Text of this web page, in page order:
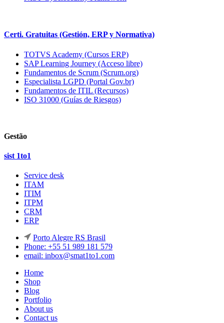
Certi. Gratuitas (Gestión, ERP y Normativa)
TOTVS Academy (Cursos ERP)
SAP Learning Journey (Acceso libre)
Fundamentos de Scrum (Scrum.org)
Especialista LGPD (Portal Gov.br)
Fundamentos de ITIL (Recursos)
ISO 31000 (Guías de Riesgos)
Gestão
sist 1to1
Service desk
ITAM
ITIM
ITPM
CRM
ERP
Porto Alegre RS Brasil
Phone: +55 51 989 181 579
email: inbox@smat1to1.com
Home
Shop
Blog
Portfolio
About us
Contact us